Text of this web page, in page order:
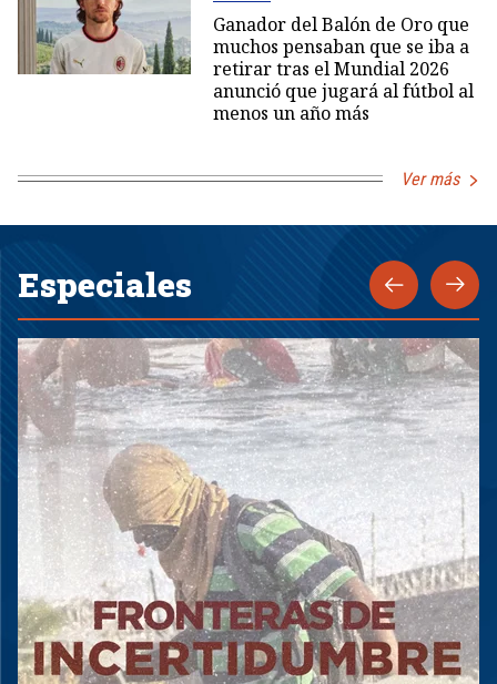
Ganador del Balón de Oro que
muchos pensaban que se iba a
retirar tras el Mundial 2026
anunció que jugará al fútbol al
menos un año más
Ver más
Especiales